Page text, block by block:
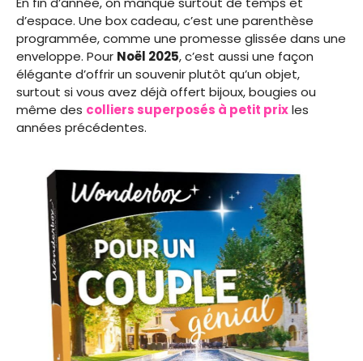
d’espace. Une box cadeau, c’est une parenthèse
programmée, comme une promesse glissée dans une
enveloppe. Pour Noël 2025, c’est aussi une façon
élégante d’offrir un souvenir plutôt qu’un objet,
surtout si vous avez déjà offert bijoux, bougies ou
même des colliers superposés à petit prixles
années précédentes.